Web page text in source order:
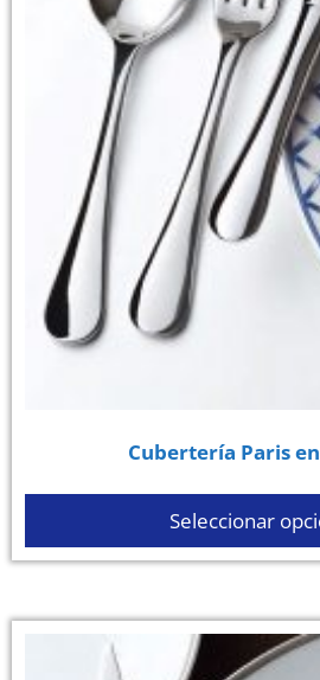
Cubertería Paris
Seleccionar